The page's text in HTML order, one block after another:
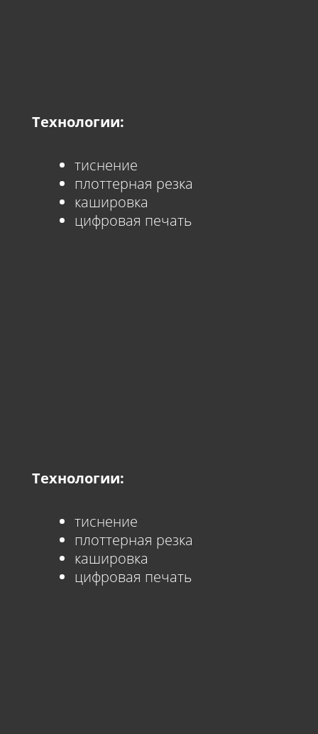
Технологии:
тиснение
плоттерная резка
кашировка
цифровая печать
Технологии:
тиснение
плоттерная резка
кашировка
цифровая печать